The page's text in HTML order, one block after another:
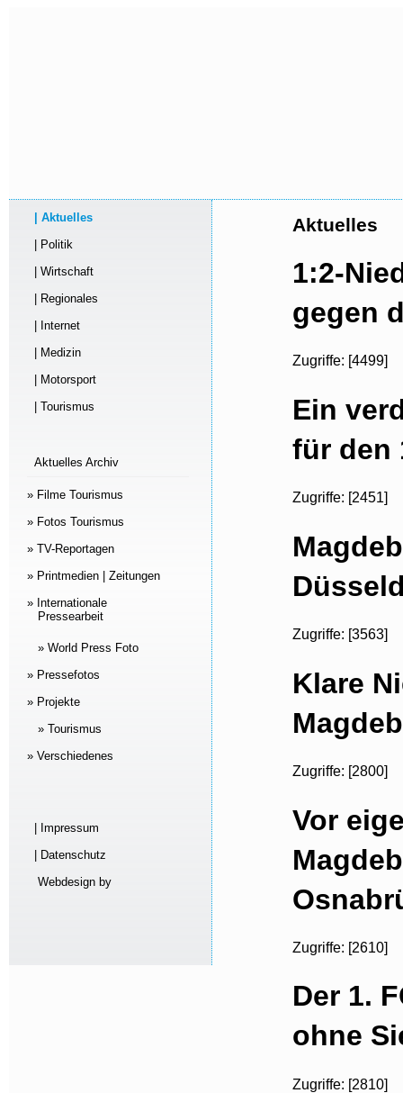
| Aktuelles
| Politik
| Wirtschaft
| Regionales
| Internet
| Medizin
| Motorsport
| Tourismus
Aktuelles Archiv
» Filme Tourismus
» Fotos Tourismus
» TV-Reportagen
» Printmedien | Zeitungen
» Internationale
Pressearbeit
» World Press Foto
» Pressefotos
» Projekte
» Tourismus
» Verschiedenes
| Impressum
| Datenschutz
Webdesign by
Aktuelles
1:2-
gegen
Zugriffe: [4499]
Ein
für den
Zugriffe: [2451]
Zugriffe: [3563]
Klare
Zugriffe: [2800]
Vor
Zugriffe: [2610]
Der 1.
ohne
Zugriffe: [2810]